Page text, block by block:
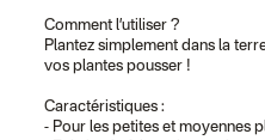
Comment l’utiliser ?
Plantez simplement dans la
vos plantes pousser !
Caractéristiques :
- Pour les petites et moyennes